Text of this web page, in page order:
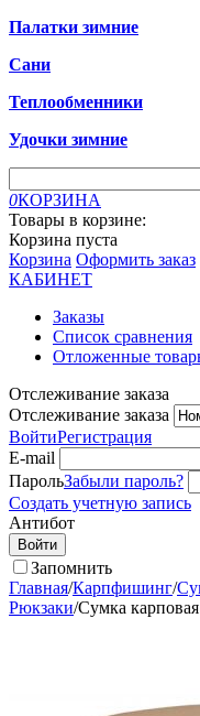
Палатки зимние
Сани
Теплообменники
Удочки зимние
0КОРЗИНА
Товары в корзине:
Корзина пуста
Корзина Оформить заказ
КАБИНЕТ
Заказы
Список сравнения
Отложенные
Отслеживание заказа
Отслеживание заказа
ВойтиРегистрация
E-mail
ПарольЗабыли пароль?
Создать учетную запись
Антибот
Войти
Запомнить
Главная/Карпфишинг/
Рюкзаки/Сумка